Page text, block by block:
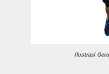
Ilustrasi